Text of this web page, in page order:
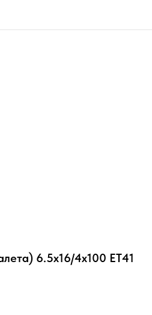
6.5x16/4x100 ET41